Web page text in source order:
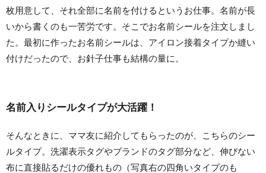
枚用意して、それ全部に名前を付けるというお仕事。名前が長
いから書くのも一苦労です。そこでお名前シールを注文しまし
た。最初に作ったお名前シールは、アイロン接着タイプか縫い
付けだったので、お針子仕事も結構の量に。
名前入りシールタイプが大活躍！
そんなときに、ママ友に紹介してもらったのが、こちらのシー
ルタイプ。洗濯表示タグやブランドのタグ部分など、伸びない
布に直接貼るだけの優れもの（写真右の四角いタイプのも